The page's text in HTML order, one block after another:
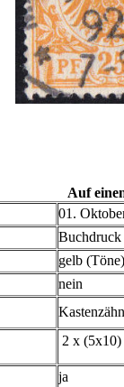
Auf
01.
Buchdruck
gelb (Töne)
nein
2 x (5x10)
ja